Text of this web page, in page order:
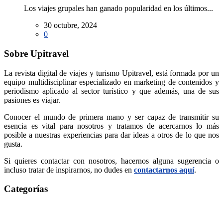
Los viajes grupales han ganado popularidad en los últimos...
30 octubre, 2024
0
Sobre Upitravel
La revista digital de viajes y turismo Upitravel, está formada por un
equipo multidisciplinar especializado en marketing de contenidos y
periodismo aplicado al sector turístico y que además, una de sus
pasiones es viajar.
Conocer el mundo de primera mano y ser capaz de transmitir su
esencia es vital para nosotros y tratamos de acercarnos lo más
posible a nuestras experiencias para dar ideas a otros de lo que nos
gusta.
Si quieres contactar con nosotros, hacernos alguna sugerencia o
incluso tratar de inspirarnos, no dudes en contactarnos aquí.
Categorías